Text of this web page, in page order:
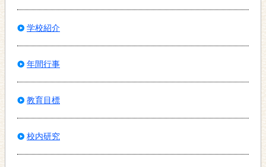
学校紹介
年間行事
教育目標
校内研究